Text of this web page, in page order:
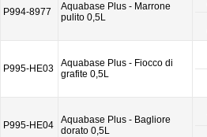
P994-8977
Aquabase Plus - Marrone
pulito 0,5L
P995-HE03
Aquabase Plus - Fiocco di
grafite 0,5L
P995-HE04
Aquabase Plus - Bagliore
dorato 0,5L